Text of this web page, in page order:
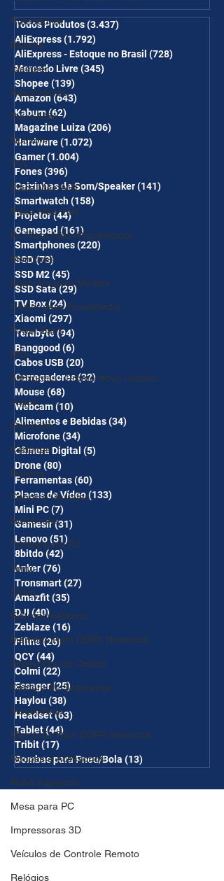
Roteadores
Baseus
iclamper
Adaptadores
Placa Mãe
Nuuvem
TVs
Placa Mãe AMD
Placa Mãe Intel
Kit Placa Mãe+Processador
Monitores
Suportes para Monitor
Cooler para Processador
Power Bank
Mifa
AliExpress - Promo Novo Usuário
Jogos
Gabinetes
Cadeiras
Realme
Copos e Garrafas
Notebooks
Fontes para PC
Temu
Shein
Eletrodomésticos
Memória Ram DDR5 Notebook
Acessórios de Celular
Câmera de Segurança
MousePads
Memórtia Ram DDR4 Notebook
Roupas e Acessórios
Robô Aspirador
Mesa para PC
Impressoras 3D
Veículos de Controle Remoto
Relógios
desc em 6 itens/R$25 de
desc em 10 itens) OS
CUPONS SÃO VÁLIDOS NO
COMBO
Todos Produtos(3.437)
AliExpress(1.792)
AliExpress - Estoque no Brasil (728)
Mercado Livre(345)
Shopee(139)
Amazon(643)
Kabum(62)
Magazine Luiza (206)
Hardware(1.072)
Gamer(1.004)
Fones(396)
Caixinhas de Som/Speaker(141)
Smartwatch(158)
Projetor(44)44 posts
Gamepad(161) 161 posts
Smartphones(220)
SSD(73)
SSD M2(45)
SSD Sata(29)29 posts
TV Box(24)24 posts
Xiaomi (297)
Terabyte(94)
Banggood (6)
Cabos USB(20)
Carregadores(32) 32 posts
Mouse(68)
Webcam(10)
Alimentos e Bebidas(34)
Microfone(34)
Câmera Digital (5)
Drone(80)
Ferramentas(60)
Placas de Vídeo(133)
Mini PC(7)
Gamesir(31)
Lenovo(51)51 posts
8bitdo(42)
Anker(76)
Tronsmart(27)
Amazfit(35)
DJI(40)40 posts
Zeblaze(16)
Fifine(26)26 posts
QCY(44)
Colmi (22)
Essager(25)25 posts
Haylou(38)
Headset(63)
Tablet(44) 44 posts
Tribit(17)
Bombas para Pneu/Bola (13)